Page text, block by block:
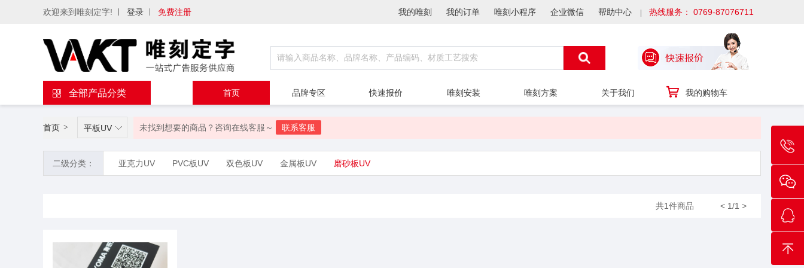
欢迎来到唯刻定字! 登录 免费注册 我的唯刻 我的订单 唯刻小程序 企业微信 帮助中心 热线服务： 0769-87076711
全部产品分类 首页 品牌专区 快速报价 唯刻安装 唯刻方案 关于我们 我的购物车
首页 > 平板UV 未找到想要的商品？咨询在线客服～ 联系客服
二级分类： 亚克力UV PVC板UV 双色板UV 金属板UV 磨砂板UV
共1件商品 < 1/1 >